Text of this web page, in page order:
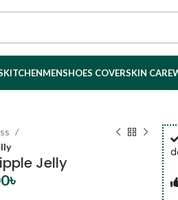
KITCHENMENSHOES COVERSKIN CARE
Jelly
৳